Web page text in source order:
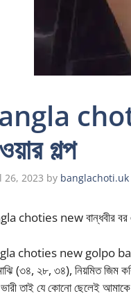
গল্প
26, 2023 by banglachoti.uk
choties new বান্ধবীর বর
choties new golpo
(৩৪, ২৮, ৩৪), নিয়মিত জিম
ভারী তাই যে কোনো ছেলেই